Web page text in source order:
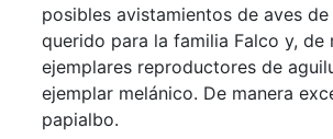
posibles avistamientos de aves
querido para la familia Falco y,
ejemplares reproductores de
ejemplar melánico. De manera
papialbo.